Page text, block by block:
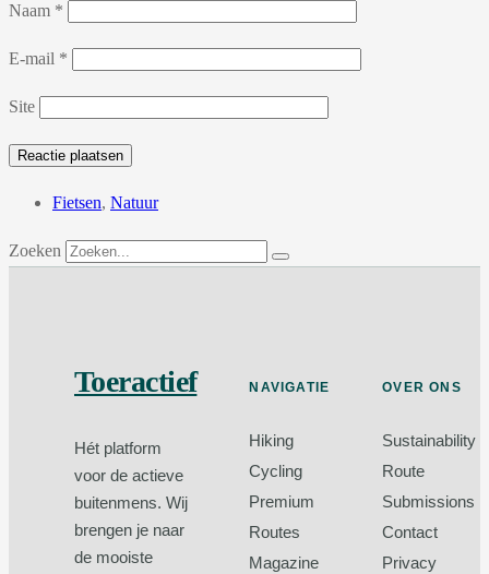
Naam *
E-mail *
Site
Fietsen, Natuur
Zoeken
Toeractief
Hét platform
voor de actieve
buitenmens. Wij
brengen je naar
de mooiste
NAVIGATIE
Hiking
Cycling
Premium
Routes
Magazine
OVER ONS
Sustainability
Route
Submissions
Contact
Privacy